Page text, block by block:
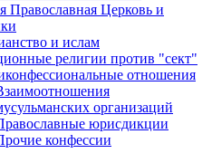
Православная Церковь и
и ислам
религии против "сект"
отношения
организаций
юрисдикции
конфессии